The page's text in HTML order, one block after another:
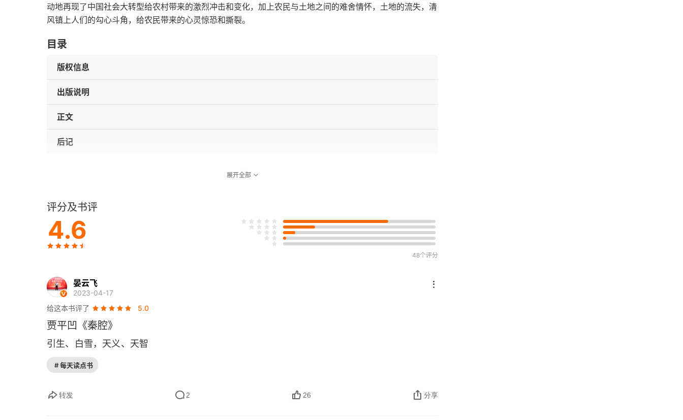
动地再现了中国社会大转型给农村带来的激烈冲击和变化，加上农民与土地之间的难舍情怀，土地的流失，清
风镇上人们的勾心斗角，给农民带来的心灵惊恐和撕裂。
目录
版权信息
出版说明
正文
后记
展开全部
评分及书评
4.6
48个评分
晏云飞
2023-04-17
给这本书评了
5.0
贾平凹《秦腔》
引生、白雪，天义、天智
# 每天读点书
转发 2 26 分享